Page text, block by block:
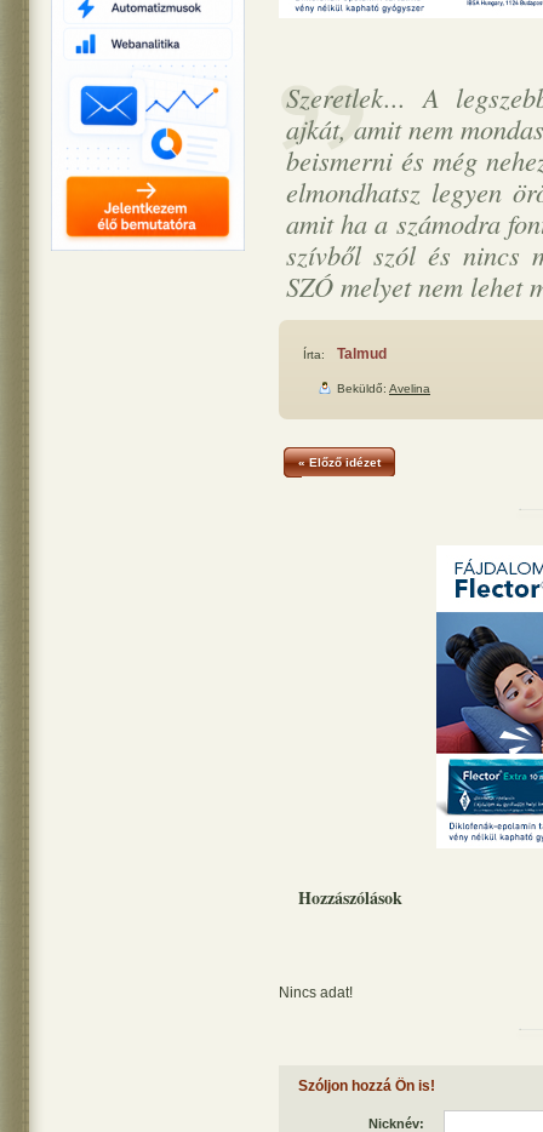
Szeretlek... A
ajkát, amit nem
beismerni és még
elmondhatsz legyen
amit ha a számodra
szívből szól és nincs
SZÓ melyet nem lehet
Írta: Talmud
Beküldő: Avelina
« Előző idézet
Hozzászólások
Nincs adat!
Szóljon hozzá Ön is!
Nicknév: